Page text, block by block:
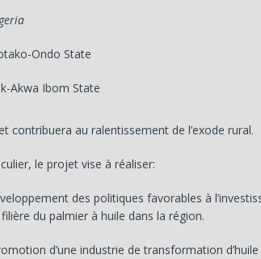
Ondo State
Akwa Ibom State
contribuera au ralentissement de l’exode rural.
le projet vise à réaliser:
des politiques favorables à
du palmier à huile dans la région.
d’une industrie de transformation